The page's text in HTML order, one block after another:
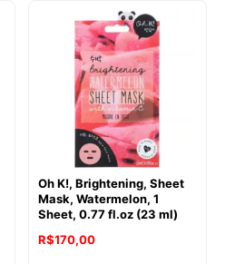
Oh K!, Brightening, Sheet
Mask, Watermelon, 1
Sheet, 0.77 fl.oz (23 ml)
R$170,00